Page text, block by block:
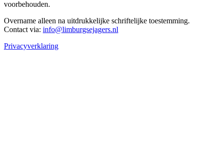
voorbehouden.
Overname alleen na uitdrukkelijke schriftelijke toestemming.
Contact via: info@limburgsejagers.nl
Privacyverklaring